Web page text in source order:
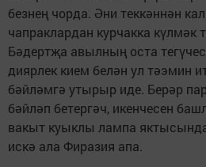
безнең чорда. Әни теккәннән
чапраклардан курчакка күлмәк
Бәдертҗа авылның оста
диярлек кием белән ул тәэмин
бәйләмгә утырыр иде. Берәр
бәйләп бетергәч, икенчесен
вакыт куыклы лампа
искә ала Фиразия апа.